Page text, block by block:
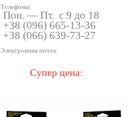
Телефоны:
Пон. — Пт. с 9 до 18
+38 (096) 665-13-36
+38 (066) 639-73-27
Электронная почта:
Супер цена: